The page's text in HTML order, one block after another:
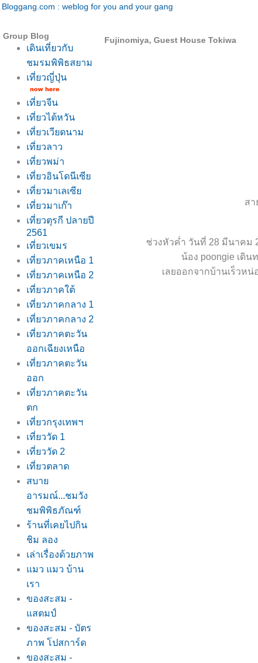
Bloggang.com : weblog for you and your gang
Group Blog
เดินเที่ยวกับ
ชมรมพิพิธสยาม
เที่ยวญี่ปุ่น
เที่ยวจีน
เที่ยวไต้หวัน
เที่ยวเวียดนาม
เที่ยวลาว
เที่ยวพม่า
เที่ยวอินโดนีเซี
เที่ยวมาเลเซี
เที่ยวมาเก๊า
เที่ยวตุรกี ปลายปี
2561
เที่ยวเขมร
เที่ยวภาคเหนือ 1
เที่ยวภาคเหนือ 2
เที่ยวภาคใต้
เที่ยวภาคกลาง 1
เที่ยวภาคกลาง 2
เที่ยวภาคตะวัน
ออกเฉียงเหนือ
เที่ยวภาคตะวัน
ออก
เที่ยวภาคตะวัน
ตก
เที่ยวกรุงเทพฯ
เที่ยววัด 1
เที่ยววัด 2
เที่ยวตลาด
สบา
อารมณ์...ชมวัง
ชมพิพิธภัณฑ์
ร้านที่เคยไปกิน
ชิม ลอง
เล่าเรื่องด้วยภาพ
มว แมว บ้าน
เรา
ของสะสม -
สตมป์
ของสะสม - บัตร
ภาพ โปสการ์ด
ของสะสม -
Fujinomiya, Guest House Tokiwa
สา
ช่วงหัวค่ำ วันที่ 28 มีนาคม
น้อง poongie เดิ
เลยออกจากบ้านเร็วหน่